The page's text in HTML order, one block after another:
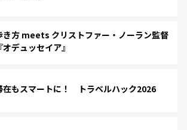
き方 meets クリストファー・ノーラン監督
デュッセイア』
在もスマートに！ トラベルハック2026